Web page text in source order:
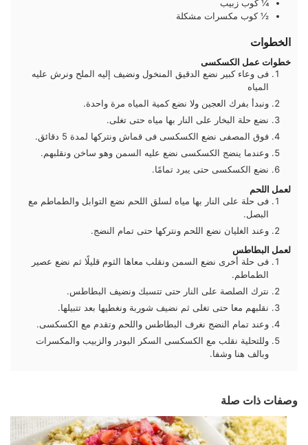
¼ كوب زبيب
½ كوب مكسرات مشكلة
الخطوات
خطوات عمل الكسكسى
فى وعاء كبير نضع الدقيق المنخول ونضيف إليه الملح ونرش عليه
المياه
ونبدأ بفرك العجين ولا نضع كمية المياه مرة واحدة.
نضع حلة البخار على النار بها مياه حتى تغلى.
فوق المصفى نضع الكسكسى فى قماش ونتركها لمدة 5 دقائق.
وعندما ينضج الكسكسى نضع عليه السمن وهو ساخن ونقلبهم.
نضع الكسكسى حتى يبرد تمامًا.
لعمل اللحم
فى حلة على النار بها مياه لسلق اللحم نضع التوابل والطماطم مع
البصل.
وعند الغليان نضع اللحم ونتركها حتى تمام النضج.
لعمل البطاطس
فى حلة أخرى نضع السمن ونقلب معاها الثوم قليلًا ثم نضع عصير
الطماطم.
نترك الصلصة على النار حتى تتسبك ونضيف البطاطس.
نقلبهم معا حتى تغلى ثم نضيف شوربة ونغطيها بعد تتبيلها.
وعند تمام النضج نغرف البطاطس واللحم وتقدم مع الكسكسى.
وللتحلية نقلب مع الكسكسى السكر البودر والزبيب والمكسرات
وبالف هنا وشفا.
وصفات ذات صلة